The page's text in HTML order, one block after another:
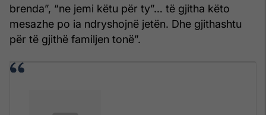
brenda”, “ne jemi këtu për ty”… të gjitha këto
mesazhe po ia ndryshojnë jetën. Dhe gjithashtu
për të gjithë familjen tonë”.